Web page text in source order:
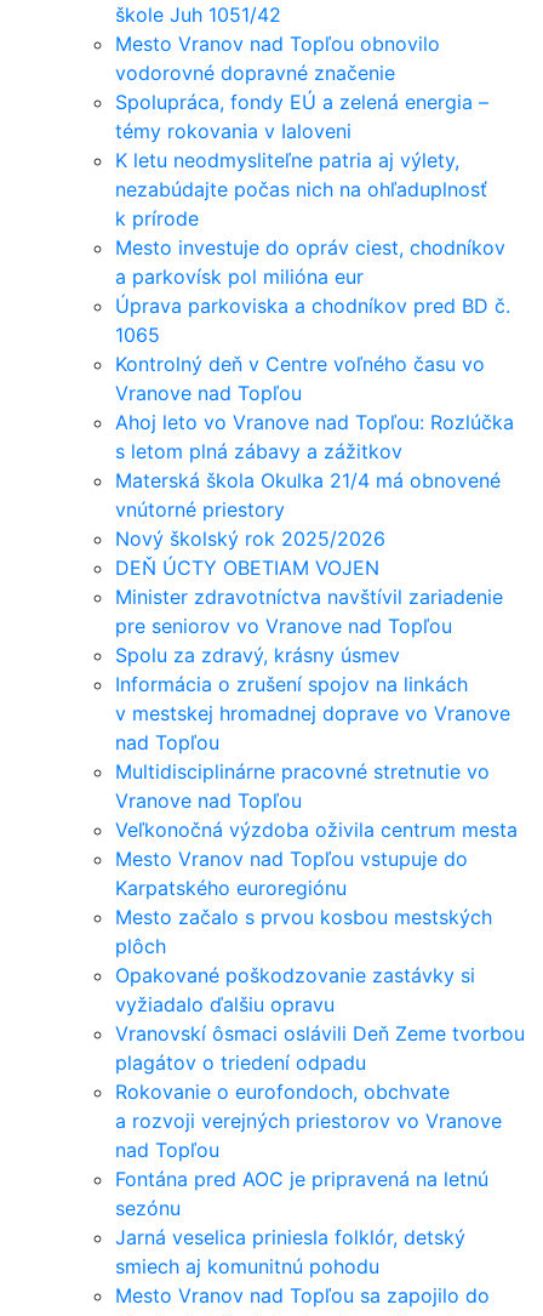
škole Juh 1051/42
Mesto Vranov nad Topľou obnovilo
vodorovné dopravné značenie
Spolupráca, fondy EÚ a zelená energia –
témy rokovania v Ialoveni
K letu neodmysliteľne patria aj výlety,
nezabúdajte počas nich na ohľaduplnosť
k prírode
Mesto investuje do opráv ciest, chodníkov
a parkovísk pol milióna eur
Úprava parkoviska a chodníkov pred BD č.
1065
Kontrolný deň v Centre voľného času vo
Vranove nad Topľou
Ahoj leto vo Vranove nad Topľou: Rozlúčka
s letom plná zábavy a zážitkov
Materská škola Okulka 21/4 má obnovené
vnútorné priestory
Nový školský rok 2025/2026
DEŇ ÚCTY OBETIAM VOJEN
Minister zdravotníctva navštívil zariadenie
pre seniorov vo Vranove nad Topľou
Spolu za zdravý, krásny úsmev
Informácia o zrušení spojov na linkách
v mestskej hromadnej doprave vo Vranove
nad Topľou
Multidisciplinárne pracovné stretnutie vo
Vranove nad Topľou
Veľkonočná výzdoba oživila centrum mesta
Mesto Vranov nad Topľou vstupuje do
Karpatského euroregiónu
Mesto začalo s prvou kosbou mestských
plôch
Opakované poškodzovanie zastávky si
vyžiadalo ďalšiu opravu
Vranovskí ôsmaci oslávili Deň Zeme tvorbou
plagátov o triedení odpadu
Rokovanie o eurofondoch, obchvate
a rozvoji verejných priestorov vo Vranove
nad Topľou
Fontána pred AOC je pripravená na letnú
sezónu
Jarná veselica priniesla folklór, detský
smiech aj komunitnú pohodu
Mesto Vranov nad Topľou sa zapojilo do